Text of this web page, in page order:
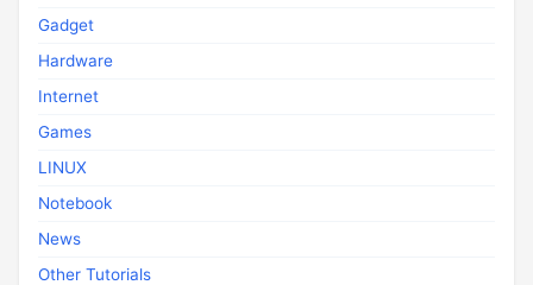
Gadget
Hardware
Internet
Games
LINUX
Notebook
News
Other Tutorials